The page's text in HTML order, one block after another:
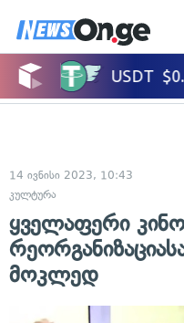
14 ივნისი 2023, 10:43
კულტურა
ყველაფერი
მოკლედ